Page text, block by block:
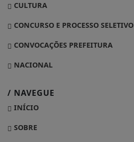
CULTURA
CONCURSO E PROCESSO SELETIVO
CONVOCAÇÕES PREFEITURA
NACIONAL
/ NAVEGUE
INÍCIO
SOBRE